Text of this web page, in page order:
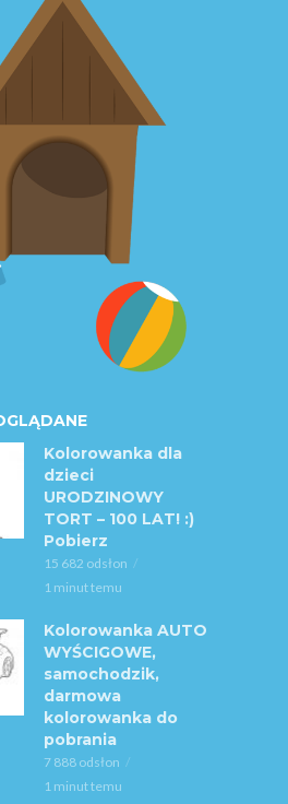
Kolorowanka dla
dzieci
URODZINOWY
TORT – 100 LAT! :)
Pobierz
15 682 odsłon
1 minut temu
Kolorowanka AUTO
WYŚCIGOWE,
samochodzik,
darmowa
kolorowanka do
pobrania
7 888 odsłon
1 minut temu